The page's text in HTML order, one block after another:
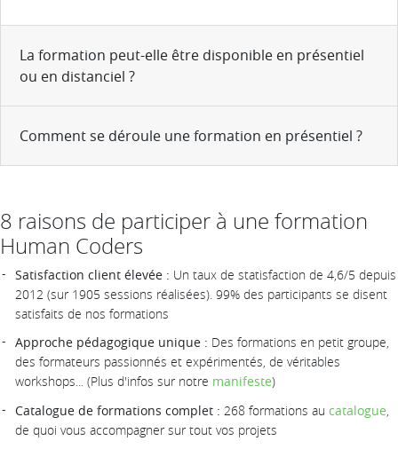
La formation peut-elle être disponible en présentiel
ou en distanciel ?
Comment se déroule une formation en présentiel ?
8 raisons de participer à une formation
Human Coders
Satisfaction client élevée : Un taux de statisfaction de 4,6/5 depuis
2012 (sur 1905 sessions réalisées). 99% des participants se disent
satisfaits de nos formations
Approche pédagogique unique : Des formations en petit groupe,
des formateurs passionnés et expérimentés, de véritables
workshops... (Plus d'infos sur notre manifeste)
Catalogue de formations complet : 268 formations au catalogue
de quoi vous accompagner sur tout vos projets